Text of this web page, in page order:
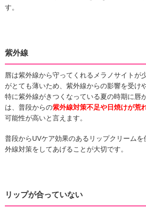
す。
紫外線
唇は紫外線から守ってくれるメラノサイトが
がとても薄いため、紫外線からの影響を受け
特に紫外線がきつくなっている夏の時期に唇
は、普段からの紫外線対策不足や日焼けが荒
可能性が高いと言えます。
普段からUVケア効果のあるリップクリーム
外線対策をしてあげることが大切です。
リップが合っていない